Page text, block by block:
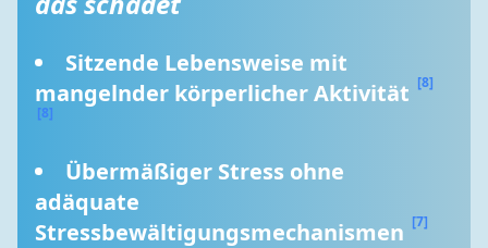
Sitzende Lebensweise mit
mangelnder körperlicher Aktivität [8]
[8]
Übermäßiger Stress ohne
adäquate
Stressbewältigungsmechanismen [7]